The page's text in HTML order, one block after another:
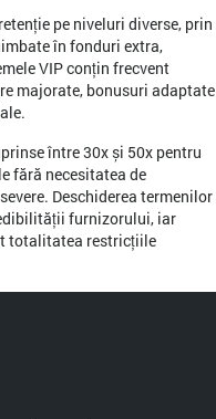
pe niveluri diverse, prin
în fonduri extra,
VIP conțin frecvent
majorate, bonusuri adaptate
între 30x și 50x pentru
fără necesitatea de
Deschiderea termenilor
furnizorului, iar
totalitatea restricțiile